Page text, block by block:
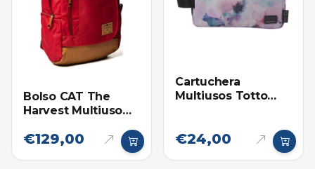
Bolso CAT The
Harvest Multiuso
€129,00
Cartuchera
Multiusos Totto
€24,00